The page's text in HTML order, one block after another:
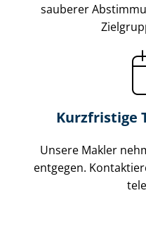
sauberer
Kurzfristige
Unsere Makler
entgegen.